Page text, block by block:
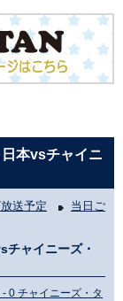
本vsチャイニ
送予定
当日ご
ャイニーズ・
チャイニーズ・タ